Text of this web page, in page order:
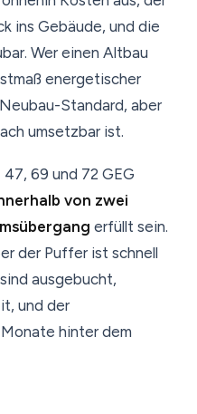
ins Gebäude, und die
Wer einen Altbau
energetischer
Standard, aber
umsetzbar ist.
69 und 72 GEG
von zwei
erfüllt sein.
der Puffer ist schnell
ausgebucht,
und der
hinter dem